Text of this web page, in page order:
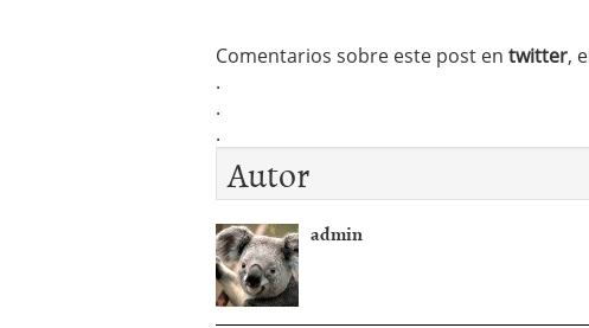
Comentarios sobre este post en twitter,
.
.
.
Autor
admin